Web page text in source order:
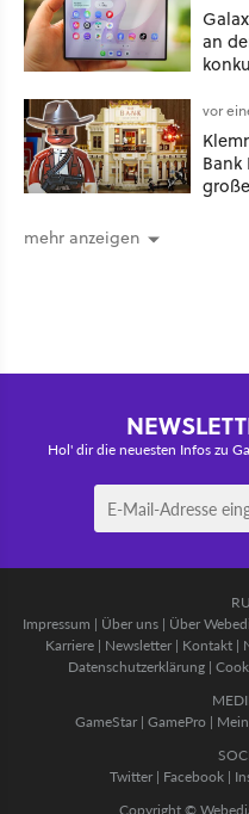
an
vor
Bank
mehr anzeigen
Hol' dir die neuesten Infos zu
Impressum | Über uns| Über
Karriere | Newsletter | Kontakt |
Datenschutzerklärung |
GameStar| GamePro |
Twitter | Facebook |